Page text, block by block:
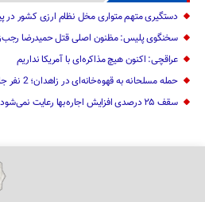
»
دستگیری متهم متواری مخل نظام ارزی کشور در
سخنگوی پلیس: مظنون اصلی قتل حمیدرضا
عراقچی: اکنون هیچ مذاکره‌ای با آمریکا نداریم
حمله مسلحانه به قهوه‌خانه‌ای در زاهدان؛ 2 نفر جان باختند
سقف ۲۵ درصدی افزایش اجاره‌بها رعایت نمی‌شود؛ بازار مسکن رها شده است